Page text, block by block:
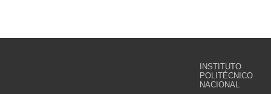
INSTITUTO
POLITÉCNICO
NACIONAL